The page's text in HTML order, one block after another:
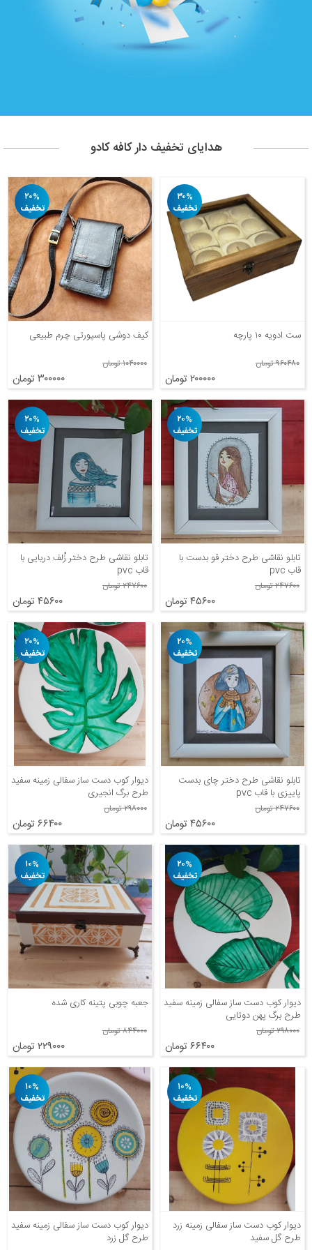
هدایای تخفیف دار کافه کادو
ست ادویه ۱۰ پارچه
۳۰%
تخفیف
۹۶۰۴۸۰ تومان
۲۰۰۰۰۰ تومان
کیف دوشی پاسپورتی چرم طبیعی
۲۰%
تخفیف
۱۰۴۰۰۰۰ تومان
۳۰۰۰۰۰ تومان
تابلو نقاشی طرح دختر قو بدست با
قاب pvc
۲۰%
تخفیف
۲۴۷۶۰۰ تومان
۴۵۶۰۰ تومان
تابلو نقاشی طرح دختر زُلف دریایی با
قاب pvc
۲۰%
تخفیف
۲۴۷۶۰۰ تومان
۴۵۶۰۰ تومان
تابلو نقاشی طرح دختر چای بدست
پاییزی با قاب pvc
۲۰%
تخفیف
۲۴۷۶۰۰ تومان
۴۵۶۰۰ تومان
دیوار کوب دست ساز سفالی زمینه سفید
طرح برگ انجیری
۲۰%
تخفیف
۲۹۸۰۰۰ تومان
۶۶۴۰۰ تومان
دیوار کوب دست ساز سفالی زمینه سفید
طرح برگ پهن دوتایی
۲۰%
تخفیف
۲۹۸۰۰۰ تومان
۶۶۴۰۰ تومان
جعبه چوبی پتینه کاری شده
۱۰%
تخفیف
۸۴۴۰۰۰ تومان
۲۲۹۰۰۰ تومان
دیوار کوب دست ساز سفالی زمینه زرد
طرح گل سفید
۱۰%
تخفیف
دیوار کوب دست ساز سفالی زمینه سفید
طرح گل زرد
۱۰%
تخفیف